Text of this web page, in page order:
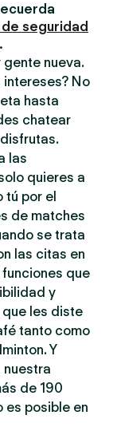
seguridad
.
nueva.
No
hasta
chatear
las
quieres a
por el
de matches
se trata
las citas en
que
y
les diste
tanto como
Y
de 190
es posible en